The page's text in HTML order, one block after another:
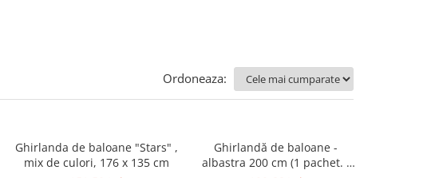
Ordoneaza:
Ghirlanda de baloane "Stars" ,
mix de culori, 176 x 135 cm
Ghirlandă de baloane -
albastra 200 cm (1 pachet. /